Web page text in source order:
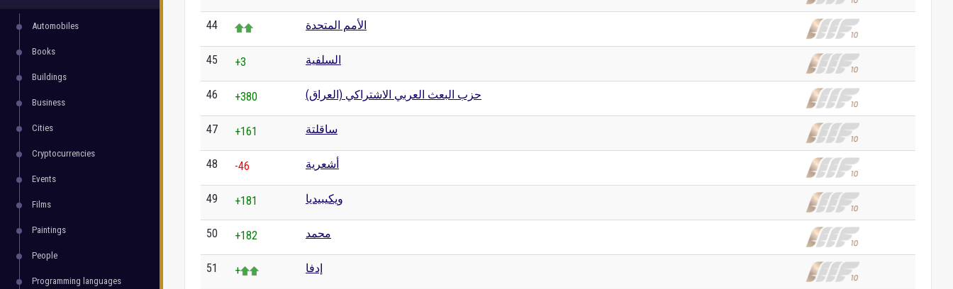
Automobiles
Books
Buildings
Business
Cities
Cryptocurrencies
Events
Films
Paintings
People
Programming languages
44 الأمم المتحدة
45 +3 السلفية
46 +380 حزب البعث العربي الاشتراكي (العراق)
47 +161 ساقلتة
48 -46 أشعرية
49 +181 ويكيبيديا
50 +182 محمد
51 + إدفا